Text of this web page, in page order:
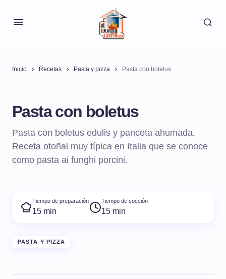
Inicio Recetas Pasta y pizza Pasta con boletus
Pasta con boletus
Pasta con boletus edulis y panceta ahumada.
Receta otoñal muy típica en Italia que se conoce
como pasta ai funghi porcini.
Tiempo de preparación
15 min
Tiempo de cocción
15 min
PASTA Y PIZZA